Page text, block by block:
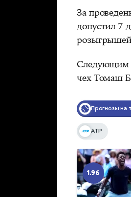
За
допустил 7
розыгрышей
Следующим
чех Томаш
Прогнозы на
ATP
1.96